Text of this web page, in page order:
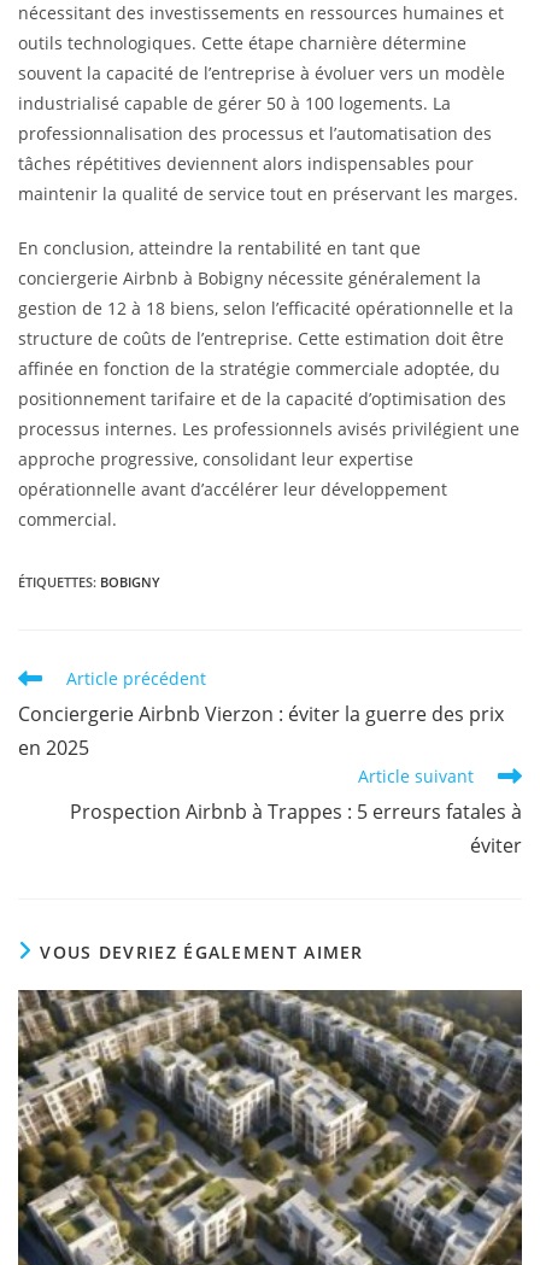
nécessitant des investissements en ressources humaines et
outils technologiques. Cette étape charnière détermine
souvent la capacité de l’entreprise à évoluer vers un modèle
industrialisé capable de gérer 50 à 100 logements. La
professionnalisation des processus et l’automatisation des
tâches répétitives deviennent alors indispensables pour
maintenir la qualité de service tout en préservant les marges.
En conclusion, atteindre la rentabilité en tant que
conciergerie Airbnb à Bobigny nécessite généralement la
gestion de 12 à 18 biens, selon l’efficacité opérationnelle et la
structure de coûts de l’entreprise. Cette estimation doit être
affinée en fonction de la stratégie commerciale adoptée, du
positionnement tarifaire et de la capacité d’optimisation des
processus internes. Les professionnels avisés privilégient une
approche progressive, consolidant leur expertise
opérationnelle avant d’accélérer leur développement
commercial.
ÉTIQUETTES: BOBIGNY
Article précédent
Conciergerie Airbnb Vierzon : éviter la guerre des prix
en 2025
Article suivant
Prospection Airbnb à Trappes : 5 erreurs fatales à
éviter
VOUS DEVRIEZ ÉGALEMENT AIMER